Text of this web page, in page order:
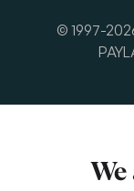
© 1997-
We